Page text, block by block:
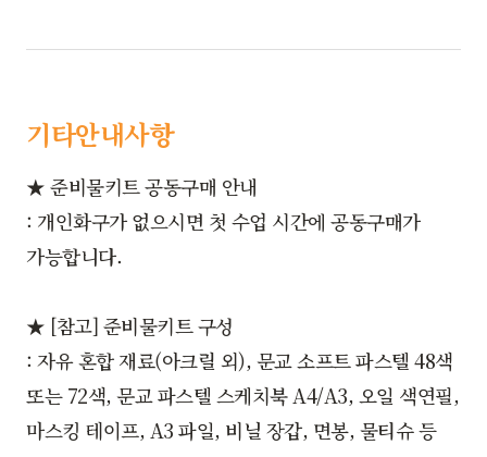
기타안내사항
★ 준비물키트 공동구매 안내
: 개인화구가 없으시면 첫 수업 시간에 공동구매가
가능합니다.
★ [참고] 준비물키트 구성
: 자유 혼합 재료(아크릴 외), 문교 소프트 파스텔 48색
또는 72색, 문교 파스텔 스케치북 A4/A3, 오일 색연필,
마스킹 테이프, A3 파일, 비닐 장갑, 면봉, 물티슈 등